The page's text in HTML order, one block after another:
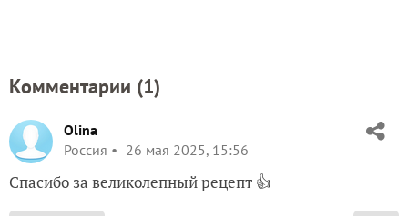
Комментарии (1)
Olina
Россия
26 мая 2025, 15:56
Спасибо за великолепный рецепт 👍